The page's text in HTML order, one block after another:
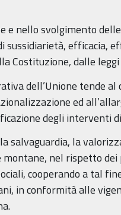
e nello svolgimento
sussidiarietà, efficacia,
Costituzione, dalle
dell’Unione tende
ed
degli interventi
salvaguardia, la
montane, nel rispetto
cooperando a tal
in conformità alle